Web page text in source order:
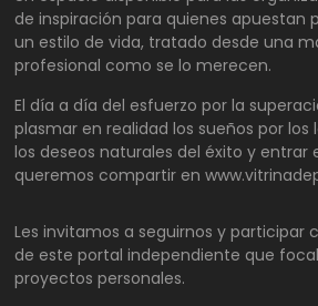
de inspiración para quienes apuestan
un estilo de vida, tratado desde una
profesional como se lo merecen.
El día a día del esfuerzo por la
plasmar en realidad los sueños por los
los deseos naturales del éxito y entrar
queremos compartir en
Les invitamos a seguirnos y participar
de este portal independiente que
proyectos personales.